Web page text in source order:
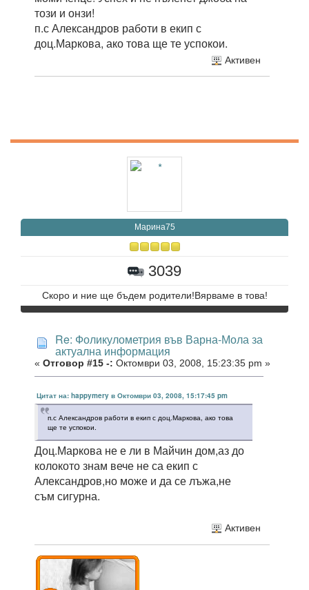
този и онзи!
п.с Александров работи в екип с
доц.Маркова, ако това ще те успокои.
Активен
Марина75
3039
Скоро и ние ще бъдем родители!Вярваме в това!
Re: Фоликулометрия във Варна-Мола за
актуална информация
« Отговор #15 -: Октомври 03, 2008, 15:23:35 pm »
Цитат на: happymery в Октомври 03, 2008, 15:17:45 pm
п.с Александров работи в екип с доц.Маркова, ако това
ще те успокои.
Доц.Маркова не е ли в Майчин дом,аз до
колокото знам вече не са екип с
Александров,но може и да се лъжа,не
съм сигурна.
Активен